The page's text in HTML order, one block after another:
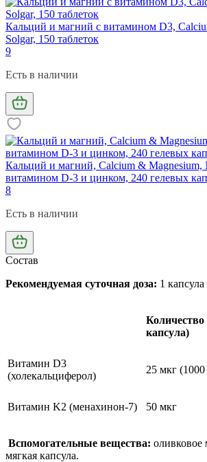
Кальций и магний с витамином D3,
Solgar, 150 таблеток
9
Есть в наличии
Кальций и магний, Calcium & Magnesium,
витамином D-3 и цинком, 240 гелевых
8
Есть в наличии
Состав
Рекомендуемая суточная доза: 1 капсула
капсула)
Витамин D3
(холекальциферол)
25 мкг
Витамин K2 (менахинон-7) 50 мкг
Вспомогательные вещества: оливковое
мягкая капсула.